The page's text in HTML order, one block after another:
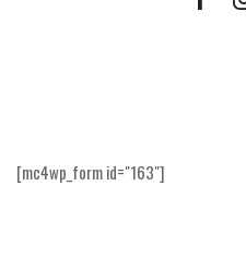
[mc4wp_form id="163"]